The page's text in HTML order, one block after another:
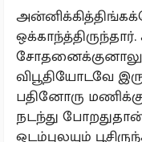
விபூதியோடவே
பதினோரு
நடந்து
ஒடம்புலயும்